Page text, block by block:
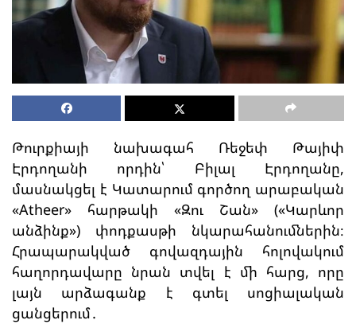
Թուրքիայի նախագահ Ռեջեփ Թայիփ
Էրդողանի որդին՝ Բիլալ Էրդողանը,
մասնակցել է Կատարում գործող արաբական
«Atheer» հարթակի «Զու Շան» («Կարևոր
անձինք») փոդքասթի նկարահանումներին։
Հրապարակված գովազդային հոլովակում
հաղորդավարը նրան տվել է մի հարց, որը
լայն արձագանք է գտել սոցիալական
ցանցերում․